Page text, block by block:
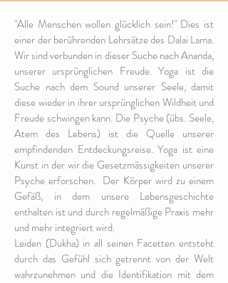
"Alle Menschen wollen glücklich sein!" Dies ist
einer der berührenden Lehrsätze des Dalai Lama.
Wir sind verbunden in dieser Suche nach Ananda,
unserer ursprünglichen Freude. Yoga ist die
Suche nach dem Sound unserer Seele, damit
diese wieder in ihrer ursprünglichen Wildheit und
Freude schwingen kann. Die Psyche (übs. Seele,
Atem des Lebens) ist die Quelle unserer
empfindenden Entdeckungsreise. Yoga ist eine
Kunst in der wir die Gesetzmässigkeiten unserer
Psyche erforschen. Der Körper wird zu einem
Gefäß, in dem unsere Lebensgeschichte
enthalten ist und durch regelmäßige Praxis mehr
und mehr integriert wird.
Leiden (Dukha) in all seinen Facetten entsteht
durch das Gefühl sich getrennt von der Welt
wahrzunehmen und die Identifikation mit dem